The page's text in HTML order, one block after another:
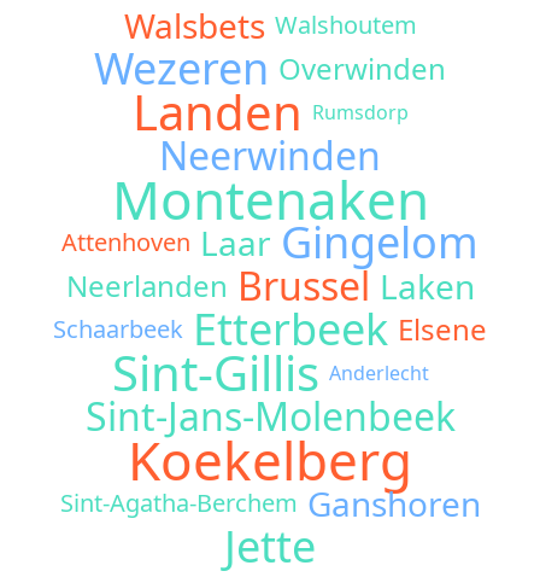
Walsbets Walshoutem
Wezeren Overwinden
Landen Rumsdorp
Neerwinden
Montenaken
Attenhoven Laar Gingelom
Neerlanden Brussel Laken
Schaarbeek Etterbeek Elsene
Sint-Gillis Anderlecht
Sint-Jans-Molenbeek
Koekelberg
Sint-Agatha-Berchem Ganshoren
Jette